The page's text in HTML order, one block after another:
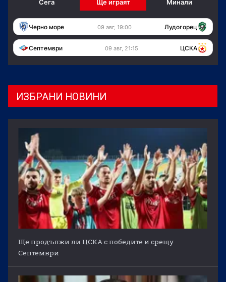
Сега Ще играят Минали
Черно море 09 авг, 19:00 Лудогорец
Септември 09 авг, 21:15 ЦСКА
ИЗБРАНИ НОВИНИ
Ще продължи ли ЦСКА с победите и срещу
Септември